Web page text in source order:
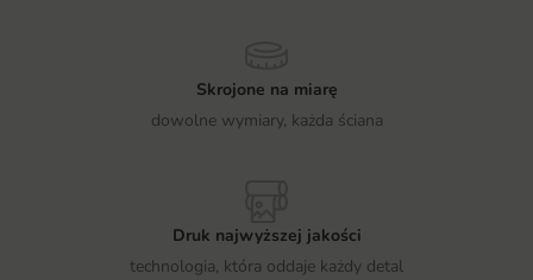
Skrojone na miarę
dowolne wymiary, każda ściana
Druk najwyższej jakości
technologia, która oddaje każdy detal